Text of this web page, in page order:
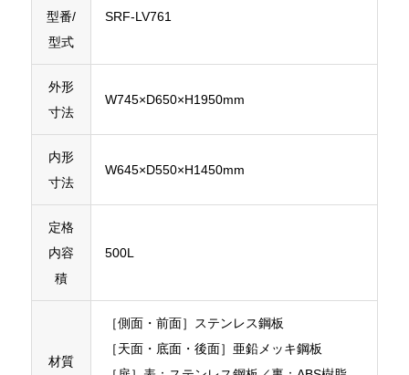
型番/
型式
SRF-LV761
外形
寸法
W745×D650×H1950mm
内形
寸法
W645×D550×H1450mm
定格
内容
積
500L
材質
［側面・前面］ステンレス鋼板
［天面・底面・後面］亜鉛メッキ鋼板